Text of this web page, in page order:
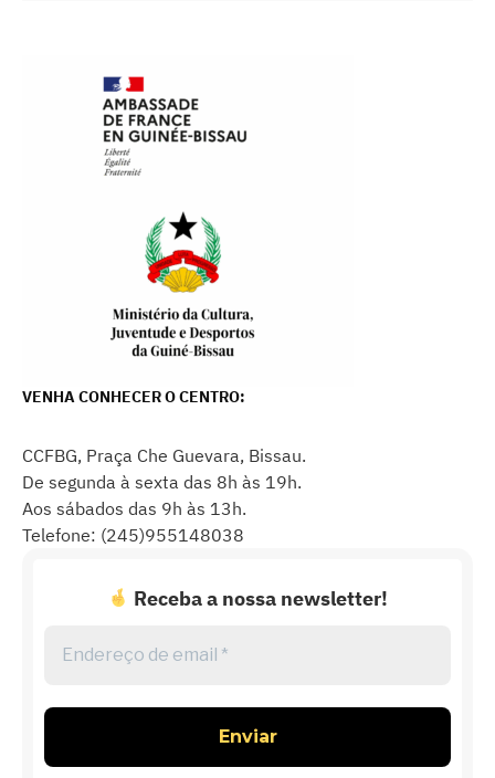
VENHA CONHECER O CENTRO:
CCFBG, Praça Che Guevara, Bissau.
De segunda à sexta das 8h às 19h.
Aos sábados das 9h às 13h.
Telefone: (245)955148038
Receba a nossa newsletter!
de
*